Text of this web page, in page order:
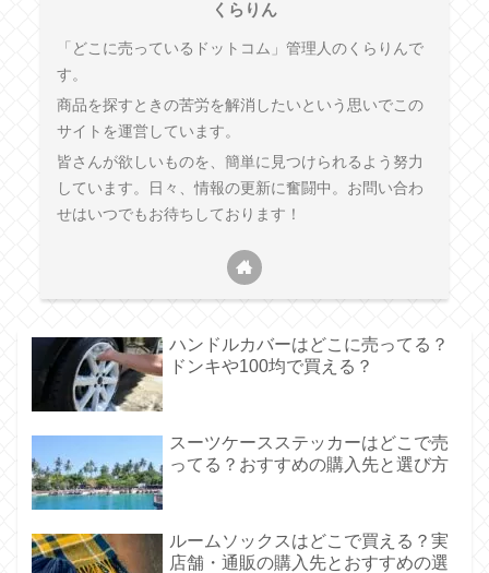
くらりん
「どこに売っているドットコム」管理人のくらりんで
す。
商品を探すときの苦労を解消したいという思いでこの
サイトを運営しています。
皆さんが欲しいものを、簡単に見つけられるよう努力
しています。日々、情報の更新に奮闘中。お問い合わ
せはいつでもお待ちしております！
ハンドルカバーはどこに売ってる？
ドンキや100均で買える？
スーツケースステッカーはどこで売
ってる？おすすめの購入先と選び方
ルームソックスはどこで買える？実
店舗・通販の購入先とおすすめの選